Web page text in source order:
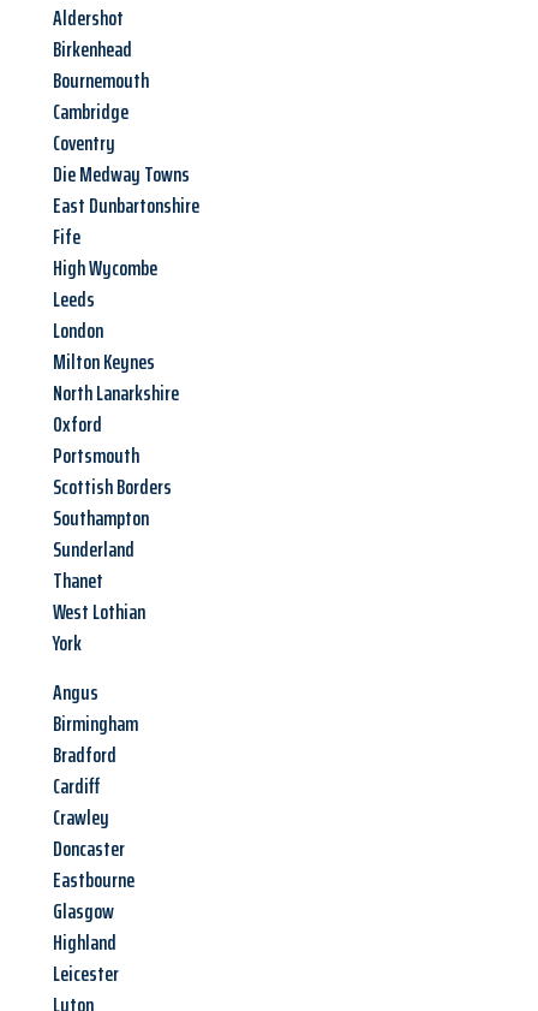
Aldershot
Birkenhead
Bournemouth
Cambridge
Coventry
Die Medway Towns
East Dunbartonshire
Fife
High Wycombe
Leeds
London
Milton Keynes
North Lanarkshire
Oxford
Portsmouth
Scottish Borders
Southampton
Sunderland
Thanet
West Lothian
York
Angus
Birmingham
Bradford
Cardiff
Crawley
Doncaster
Eastbourne
Glasgow
Highland
Leicester